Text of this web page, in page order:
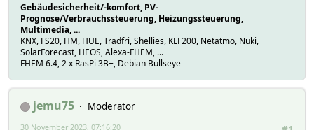
],
"listItems": [
{
"class1": "col-8 text",
"class2": "col-4 text",
"text2":
},
Gebäudesicherheit/-komfort, PV-
Prognose/Verbrauchssteuerung, Heizungssteuerung,
Multimedia, ...
KNX, FS20, HM, HUE, Tradfri, Shellies, KLF200, Netatmo, Nuki,
SolarForecast, HEOS, Alexa-FHEM, ...
FHEM 6.4, 2 x RasPi 3B+, Debian Bullseye
jemu75
Moderator
30 November 2023, 07:16:20